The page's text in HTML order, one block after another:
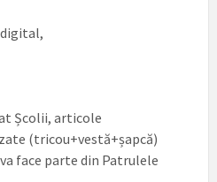
Școlii, articole
(tricou+vestă+șapcă)
face parte din Patrulele